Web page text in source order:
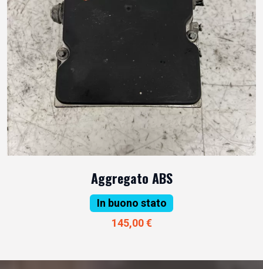
Aggregato ABS
In buono stato
145,00 €